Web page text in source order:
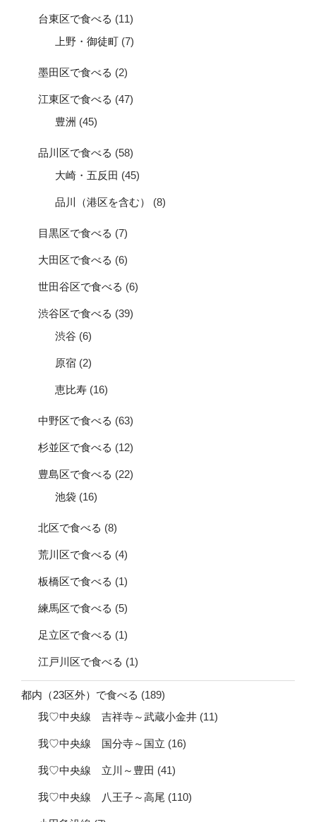
台東区で食べる (11)
上野・御徒町 (7)
墨田区で食べる (2)
江東区で食べる (47)
豊洲 (45)
品川区で食べる (58)
大崎・五反田 (45)
品川（港区を含む） (8)
目黒区で食べる (7)
大田区で食べる (6)
世田谷区で食べる (6)
渋谷区で食べる (39)
渋谷 (6)
原宿 (2)
恵比寿 (16)
中野区で食べる (63)
杉並区で食べる (12)
豊島区で食べる (22)
池袋 (16)
北区で食べる (8)
荒川区で食べる (4)
板橋区で食べる (1)
練馬区で食べる (5)
足立区で食べる (1)
江戸川区で食べる (1)
都内（23区外）で食べる (189)
我♡中央線 吉祥寺～武蔵小金井 (11)
我♡中央線 国分寺～国立 (16)
我♡中央線 立川～豊田 (41)
我♡中央線 八王子～高尾 (110)